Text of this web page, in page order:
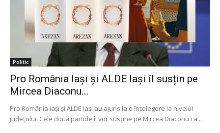
Politic
Pro România Iași și ALDE Iași îl susțin pe
Mircea Diaconu...
Pro România Iași și ALDE Iași au ajuns la o înțelegere la nivelul
județului. Cele două partide îl vor susține pe Mircea Diaconu ca...